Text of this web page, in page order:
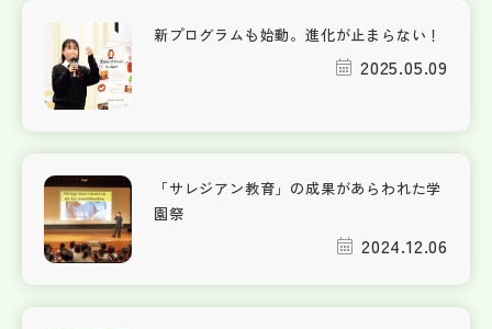
新プログラムも始動。進化が止まらない！
2025.05.09
「サレジアン教育」の成果があらわれた学
園祭
2024.12.06